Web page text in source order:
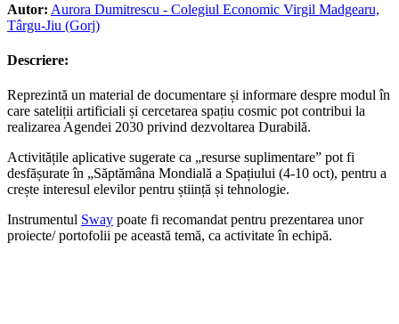
Autor: Aurora Dumitrescu - Colegiul Economic Virgil Madgearu,
Târgu-Jiu (Gorj)
Descriere:
Reprezintă un material de documentare și informare despre modul în
care sateliții artificiali și cercetarea spațiu cosmic pot contribui la
realizarea Agendei 2030 privind dezvoltarea Durabilă.
Activitățile aplicative sugerate ca „resurse suplimentare” pot fi
desfășurate în „Săptămâna Mondială a Spațiului (4-10 oct), pentru a
crește interesul elevilor pentru știință și tehnologie.
Instrumentul Sway poate fi recomandat pentru prezentarea unor
proiecte/ portofolii pe această temă, ca activitate în echipă.